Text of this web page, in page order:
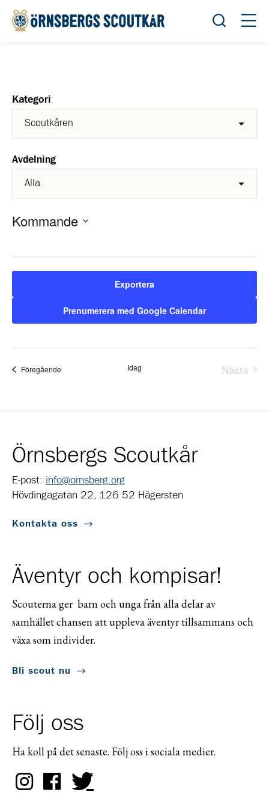
Öppna
Kategori
Avdelning
Kommande
datum.
Exportera
Prenumerera med Google Calendar
Föregående Idag
Nästa
Örnsbergs Scoutkår
E-post: info@ornsberg.org
Hövdingagatan 22, 126 52 Hägersten
Kontakta oss
Äventyr och kompisar!
Scouterna ger barn och unga från alla delar av
samhället chansen att uppleva äventyr tillsammans och
växa som individer.
Bli scout nu
Följ oss
Ha koll på det senaste. Följ oss i sociala medier.